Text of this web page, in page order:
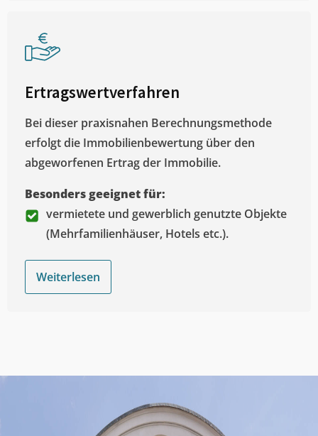
Ertragswertverfahren
Bei dieser praxisnahen Berechnungsmethode
erfolgt die Immobilienbewertung über den
abgeworfenen Ertrag der Immobilie.
Besonders geeignet für:
vermietete und gewerblich genutzte Objekte
(Mehrfamilienhäuser, Hotels etc.).
Weiterlesen